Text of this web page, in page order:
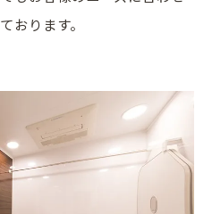
おります。